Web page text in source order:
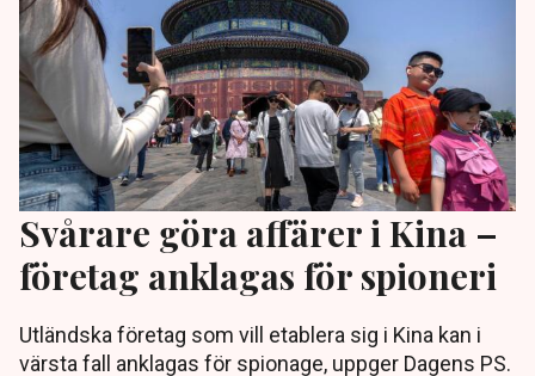
Svårare göra affärer i Kina –
företag anklagas för spioneri
Utländska företag som vill etablera sig i Kina kan i
värsta fall anklagas för spionage, uppger Dagens PS.